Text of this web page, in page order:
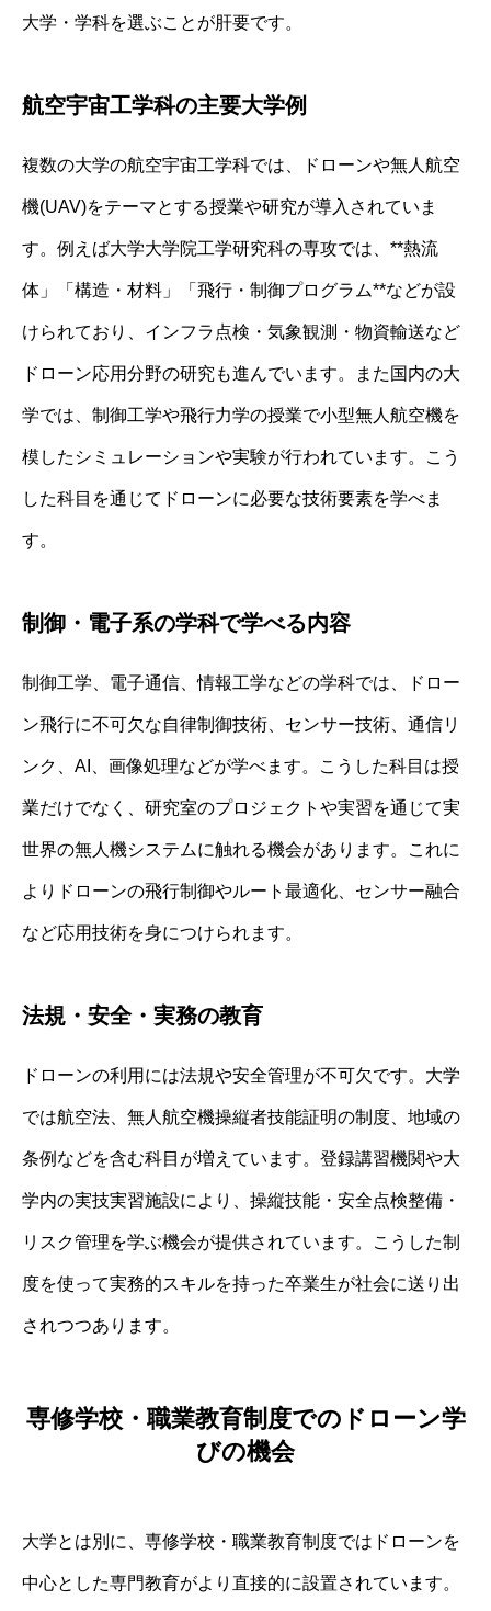
大学・学科を選ぶことが肝要です。
航空宇宙工学科の主要大学例
複数の大学の航空宇宙工学科では、ドローンや無人航空
機(UAV)をテーマとする授業や研究が導入されていま
す。例えば大学大学院工学研究科の専攻では、**熱流
体」「構造・材料」「飛行・制御プログラム**などが設
けられており、インフラ点検・気象観測・物資輸送など
ドローン応用分野の研究も進んでいます。また国内の大
学では、制御工学や飛行力学の授業で小型無人航空機を
模したシミュレーションや実験が行われています。こう
した科目を通じてドローンに必要な技術要素を学べま
す。
制御・電子系の学科で学べる内容
制御工学、電子通信、情報工学などの学科では、ドロー
ン飛行に不可欠な自律制御技術、センサー技術、通信リ
ンク、AI、画像処理などが学べます。こうした科目は授
業だけでなく、研究室のプロジェクトや実習を通じて実
世界の無人機システムに触れる機会があります。これに
よりドローンの飛行制御やルート最適化、センサー融合
など応用技術を身につけられます。
法規・安全・実務の教育
ドローンの利用には法規や安全管理が不可欠です。大学
では航空法、無人航空機操縦者技能証明の制度、地域の
条例などを含む科目が増えています。登録講習機関や大
学内の実技実習施設により、操縦技能・安全点検整備・
リスク管理を学ぶ機会が提供されています。こうした制
度を使って実務的スキルを持った卒業生が社会に送り出
されつつあります。
専修学校・職業教育制度でのドローン学
びの機会
大学とは別に、専修学校・職業教育制度ではドローンを
中心とした専門教育がより直接的に設置されています。